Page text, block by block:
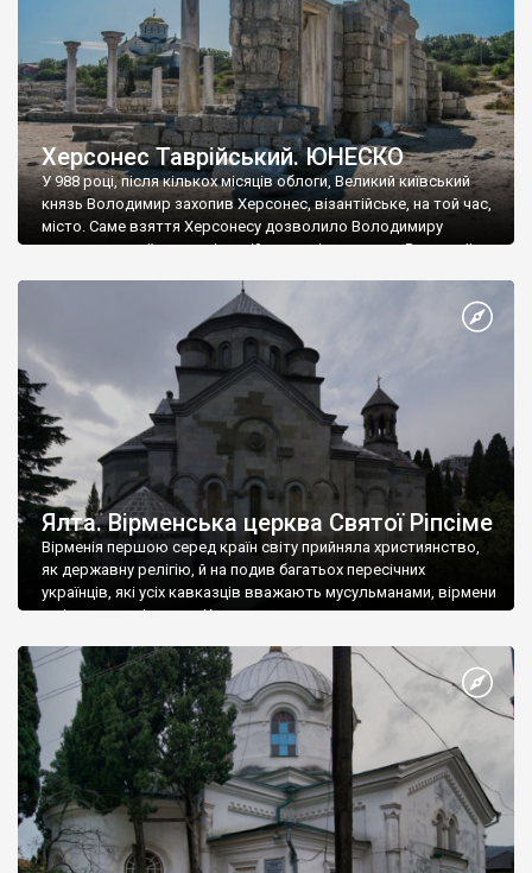
Херсонес Таврійський. ЮНЕСКО
У 988 році, після кількох місяців облоги, Великий київський
князь Володимир захопив Херсонес, візантійське, на той час,
місто. Саме взяття Херсонесу дозволило Володимиру
диктувати свої умови візантійському імператору Василю ІІ, та
Херсонесі Володимир-язичник, став Василем-християнином.
А потім було Хрещення Русі. На честь Херсонесу Таврійського
Ялта. Вірменська церква Святої Ріпсіме
Вірменія першою серед країн світу прийняла християнство,
як державну релігію, й на подив багатьох пересічних
українців, які усіх кавказців вважають мусульманами, вірмени
є відданими вірянами Христа